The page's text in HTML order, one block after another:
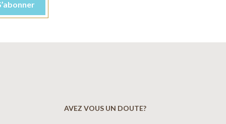
AVEZ VOUS UN DOUTE?